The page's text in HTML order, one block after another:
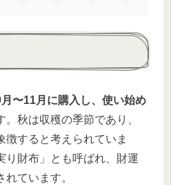
〜11月に購入し、使い始め
。秋は収穫の季節であり、
徴すると考えられていま
り財布」とも呼ばれ、財運
ています。